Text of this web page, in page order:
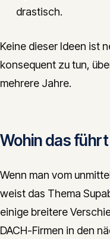
drastisch.
Keine dieser Ideen ist
konsequent zu tun,
mehrere Jahre.
Wohin das führt
Wenn man vom
weist das Thema
einige breitere
DACH-Firmen in den